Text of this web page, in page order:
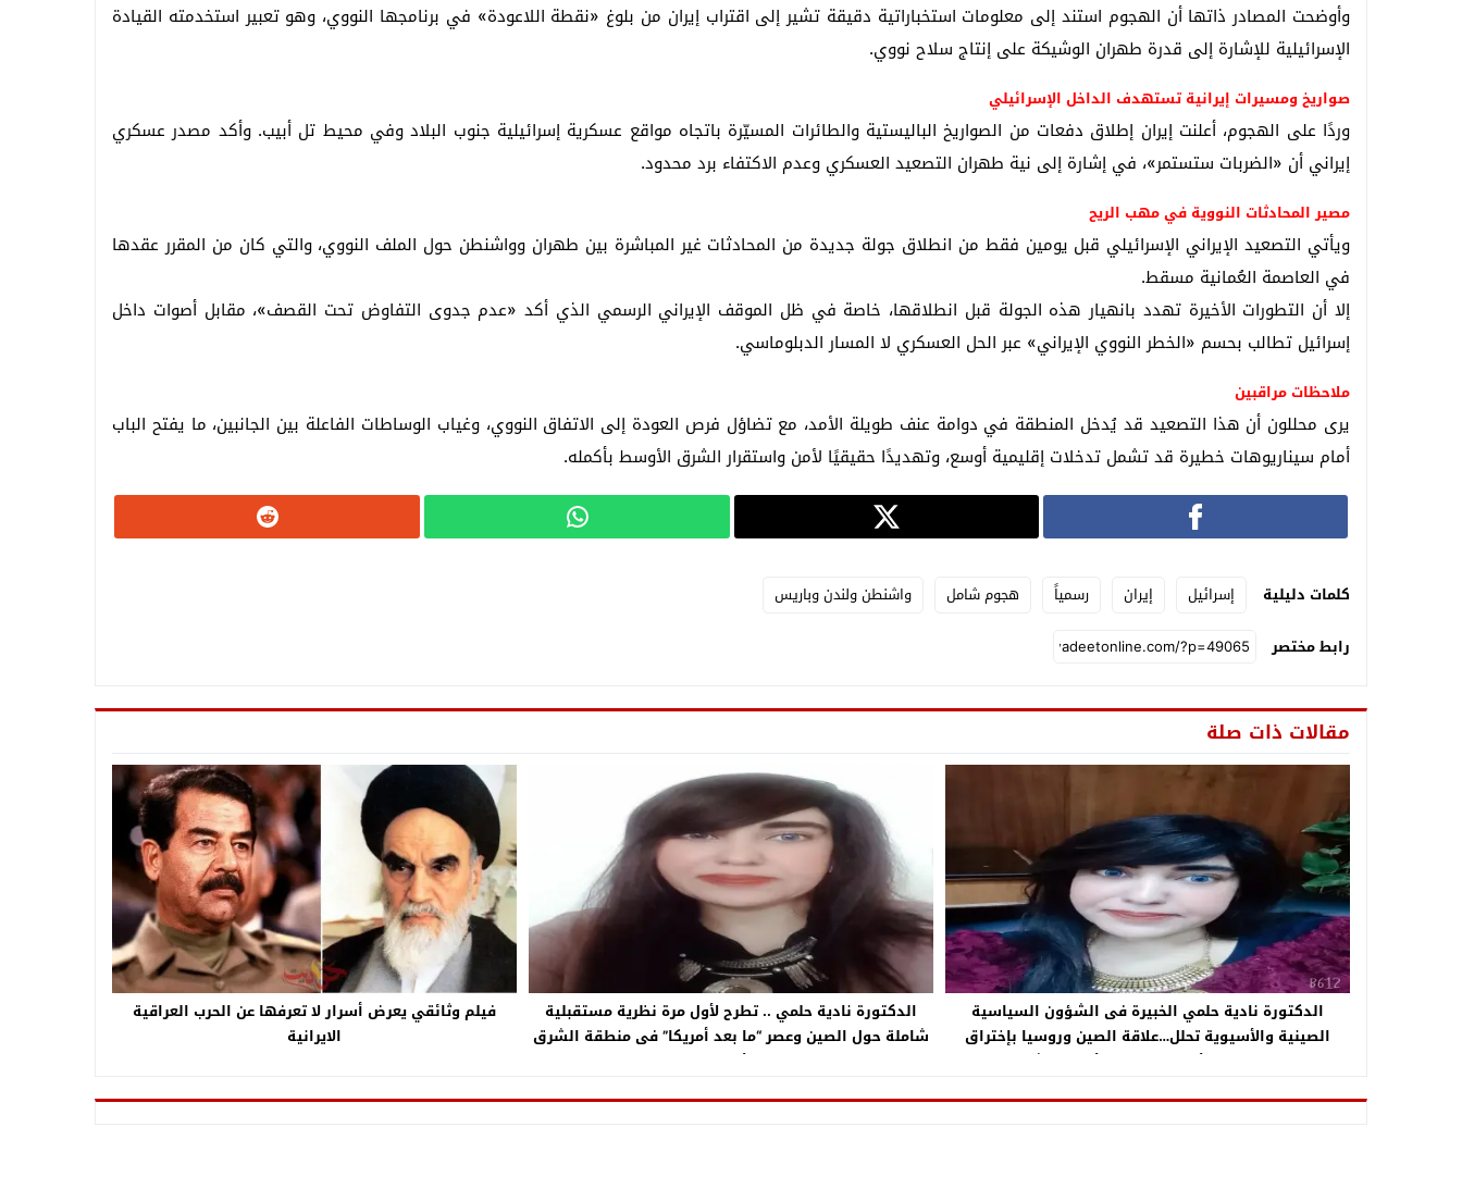
وأوضحت المصادر ذاتها أن الهجوم استند إلى معلومات استخباراتية دقيقة تشير إلى اقتراب إيران من بلوغ «نقطة اللاعودة» في برنامجها النووي، وهو تعبير استخدمته القيادة
الإسرائيلية للإشارة إلى قدرة طهران الوشيكة على إنتاج سلاح نووي.
صواريخ ومسيرات إيرانية تستهدف الداخل الإسرائيلي
وردًا على الهجوم، أعلنت إيران إطلاق دفعات من الصواريخ الباليستية والطائرات المسيّرة باتجاه مواقع عسكرية إسرائيلية جنوب البلاد وفي محيط تل أبيب. وأكد مصدر عسكري
إيراني أن «الضربات ستستمر»، في إشارة إلى نية طهران التصعيد العسكري وعدم الاكتفاء برد محدود.
مصير المحادثات النووية في مهب الريح
ويأتي التصعيد الإيراني الإسرائيلي قبل يومين فقط من انطلاق جولة جديدة من المحادثات غير المباشرة بين طهران وواشنطن حول الملف النووي، والتي كان من المقرر عقدها
في العاصمة العُمانية مسقط.
إلا أن التطورات الأخيرة تهدد بانهيار هذه الجولة قبل انطلاقها، خاصة في ظل الموقف الإيراني الرسمي الذي أكد «عدم جدوى التفاوض تحت القصف»، مقابل أصوات داخل
إسرائيل تطالب بحسم «الخطر النووي الإيراني» عبر الحل العسكري لا المسار الدبلوماسي.
ملاحظات مراقبين
يرى محللون أن هذا التصعيد قد يُدخل المنطقة في دوامة عنف طويلة الأمد، مع تضاؤل فرص العودة إلى الاتفاق النووي، وغياب الوساطات الفاعلة بين الجانبين، ما يفتح الباب
أمام سيناريوهات خطيرة قد تشمل تدخلات إقليمية أوسع، وتهديدًا حقيقيًا لأمن واستقرار الشرق الأوسط بأكمله.
كلمات دليلية إسرائيل إيران رسمياً هجوم شامل
واشنطن ولندن وباريس
رابط مختصر
مقالات ذات صلة
الدكتورة نادية حلمي الخبيرة فى الشؤون السياسية
الصينية والأسيوية تحلل…علاقة الصين وروسيا بإختراق
اللوبيات اليهودية الأمريكية لدعم الأجندة الشيوعية داخل
الدكتورة نادية حلمي .. تطرح لأول مرة نظرية مستقبلية
شاملة حول الصين وعصر “ما بعد أمريكا” فى منطقة الشرق
الأوسط
فيلم وثائقي يعرض أسرار لا تعرفها عن الحرب العراقية
الايرانية